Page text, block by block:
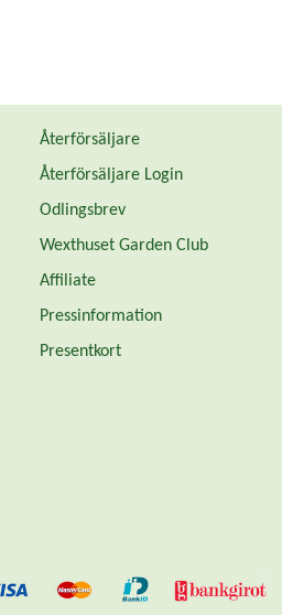
Återförsäljare
Återförsäljare Login
Odlingsbrev
Wexthuset Garden Club
Affiliate
Pressinformation
Presentkort